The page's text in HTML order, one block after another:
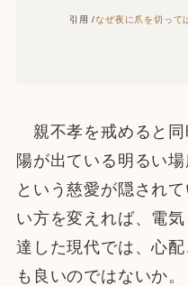
引用 /なぜ夜に爪を切って
親不孝を戒めると同
陽が出ている明るい
という慈愛が隠され
い方を変えれば、電
達した現代では、心
も良いのではないか。